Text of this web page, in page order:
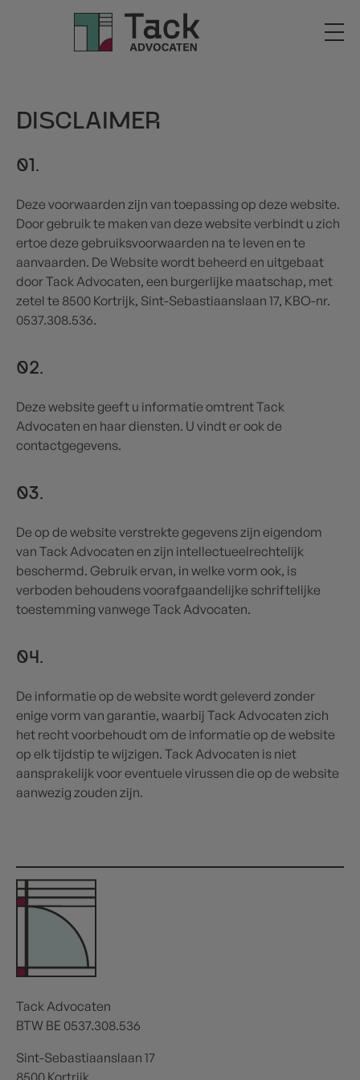
DISCLAIMER
01.
Deze voorwaarden zijn van toepassing op deze website.
Door gebruik te maken van deze website verbindt u zich
ertoe deze gebruiksvoorwaarden na te leven en te
aanvaarden. De Website wordt beheerd en uitgebaat
door Tack Advocaten, een burgerlijke maatschap, met
zetel te 8500 Kortrijk, Sint-Sebastiaanslaan 17, KBO-nr.
0537.308.536.
02.
Deze website geeft u informatie omtrent Tack
Advocaten en haar diensten. U vindt er ook de
contactgegevens.
03.
De op de website verstrekte gegevens zijn eigendom
van Tack Advocaten en zijn intellectueelrechtelijk
beschermd. Gebruik ervan, in welke vorm ook, is
verboden behoudens voorafgaandelijke schriftelijke
toestemming vanwege Tack Advocaten.
04.
De informatie op de website wordt geleverd zonder
enige vorm van garantie, waarbij Tack Advocaten zich
het recht voorbehoudt om de informatie op de website
op elk tijdstip te wijzigen. Tack Advocaten is niet
aansprakelijk voor eventuele virussen die op de website
aanwezig zouden zijn.
Tack Advocaten
BTW BE 0537.308.536
Sint-Sebastiaanslaan 17
8500 Kortrijk